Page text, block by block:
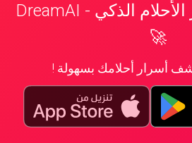
📱 تطبيق تفسير الأحلام الذكي - DreamAI
🚀
أسرار أحلامك بسهولة !